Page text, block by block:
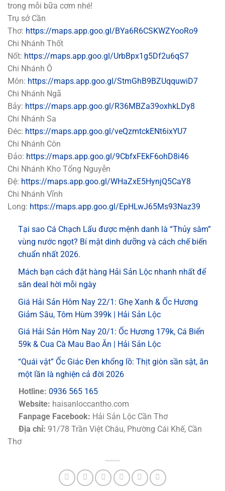
trong mỗi bữa cơm nhé!
Trụ sở Cần
Thơ: https://maps.app.goo.gl/BYa6R6CSKWZYooRo9
Chi Nhánh Thốt
Nốt: https://maps.app.goo.gl/UrbBpx1g5Df2u6qS7
Chi Nhánh Ô
Môn: https://maps.app.goo.gl/StmGhB9BZUqquwiD7
Chi Nhánh Ngã
Bảy: https://maps.app.goo.gl/R36MBZa39oxhkLDy8
Chi Nhánh Sa
Đéc: https://maps.app.goo.gl/veQzmtckENt6ixYU7
Chi Nhánh Côn
Đảo: https://maps.app.goo.gl/9CbfxFEkF6ohD8i46
Chi Nhánh Kho Tổng Nguyễn
Đệ: https://maps.app.goo.gl/WHaZxE5HynjQ5CaY8
Chi Nhánh Vĩnh
Long: https://maps.app.goo.gl/EpHLwJ65Ms93Naz39
Tại sao Cá Chạch Lấu được mệnh danh là “Thủy sâm”
vùng nước ngọt? Bí mật dinh dưỡng và cách chế biến
chuẩn nhất 2026.
Mách bạn cách đặt hàng Hải Sản Lộc nhanh nhất để
săn deal hời mỗi ngày
Giá Hải Sản Hôm Nay 22/1: Ghẹ Xanh & Ốc Hương
Giảm Sâu, Tôm Hùm 399k | Hải Sản Lộc
Giá Hải Sản Hôm Nay 20/1: Ốc Hương 179k, Cá Biển
59k & Cua Cà Mau Bao Ăn | Hải Sản Lộc
“Quái vật” Ốc Giác Đen khổng lồ: Thịt giòn sần sật, ăn
một lần là nghiện cả đời 2026
Hotline: 0936 565 165
Website: haisanloccantho.com
Fanpage Facebook: Hải Sản Lộc Cần Thơ
Địa chỉ: 91/78 Trần Việt Châu, Phường Cái Khế, Cần
Thơ